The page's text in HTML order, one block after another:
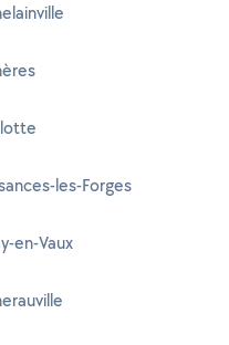
les-Forges
en-Vaux